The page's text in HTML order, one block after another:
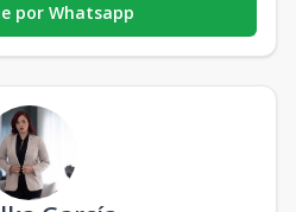
por Whatsapp